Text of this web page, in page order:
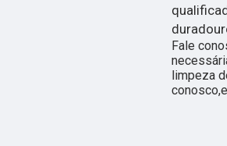
Fale
limpeza